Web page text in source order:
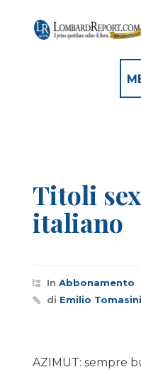
Titoli
italiano
In Abbonamento
di Emilio Tomasini
AZIMUT: sempre